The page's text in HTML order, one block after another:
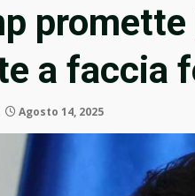
a faccia
Agosto 14, 2025